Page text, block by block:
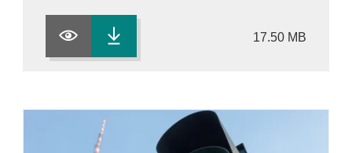
17.50 MB